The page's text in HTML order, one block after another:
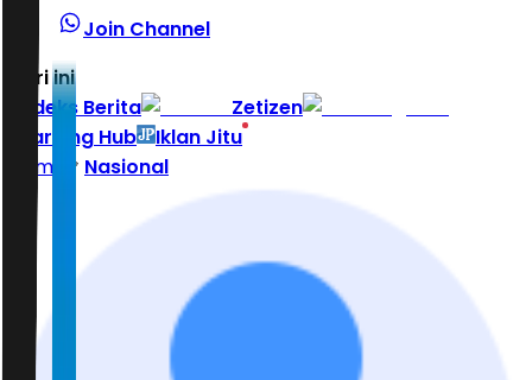
Join Channel
Hari ini
Indeks Berita
Zetizen
Learning Hub
Iklan Jitu
Home
Nasional